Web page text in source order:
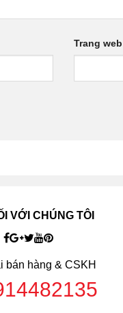
Trang web
VỚI CHÚNG TÔI
bán hàng & CSKH